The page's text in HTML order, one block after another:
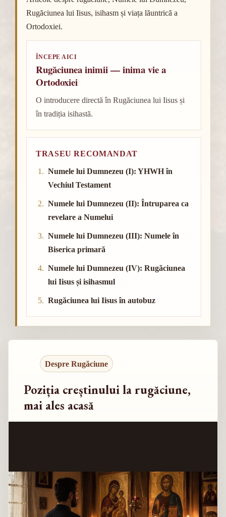
Rugăciunea lui Iisus, isihasm și viața lăuntrică a
Ortodoxiei.
ÎNCEPE AICI
Rugăciunea inimii — inima vie a
Ortodoxiei
O introducere directă în Rugăciunea lui Iisus și
în tradiția isihastă.
TRASEU RECOMANDAT
Numele lui Dumnezeu (I): YHWH în
Vechiul Testament
Numele lui Dumnezeu (II): Întruparea ca
revelare a Numelui
Numele lui Dumnezeu (III): Numele în
Biserica primară
Numele lui Dumnezeu (IV): Rugăciunea
lui Iisus și isihasmul
Rugăciunea lui Iisus în autobuz
Despre Rugăciune
Poziția creștinului la rugăciune,
mai ales acasă